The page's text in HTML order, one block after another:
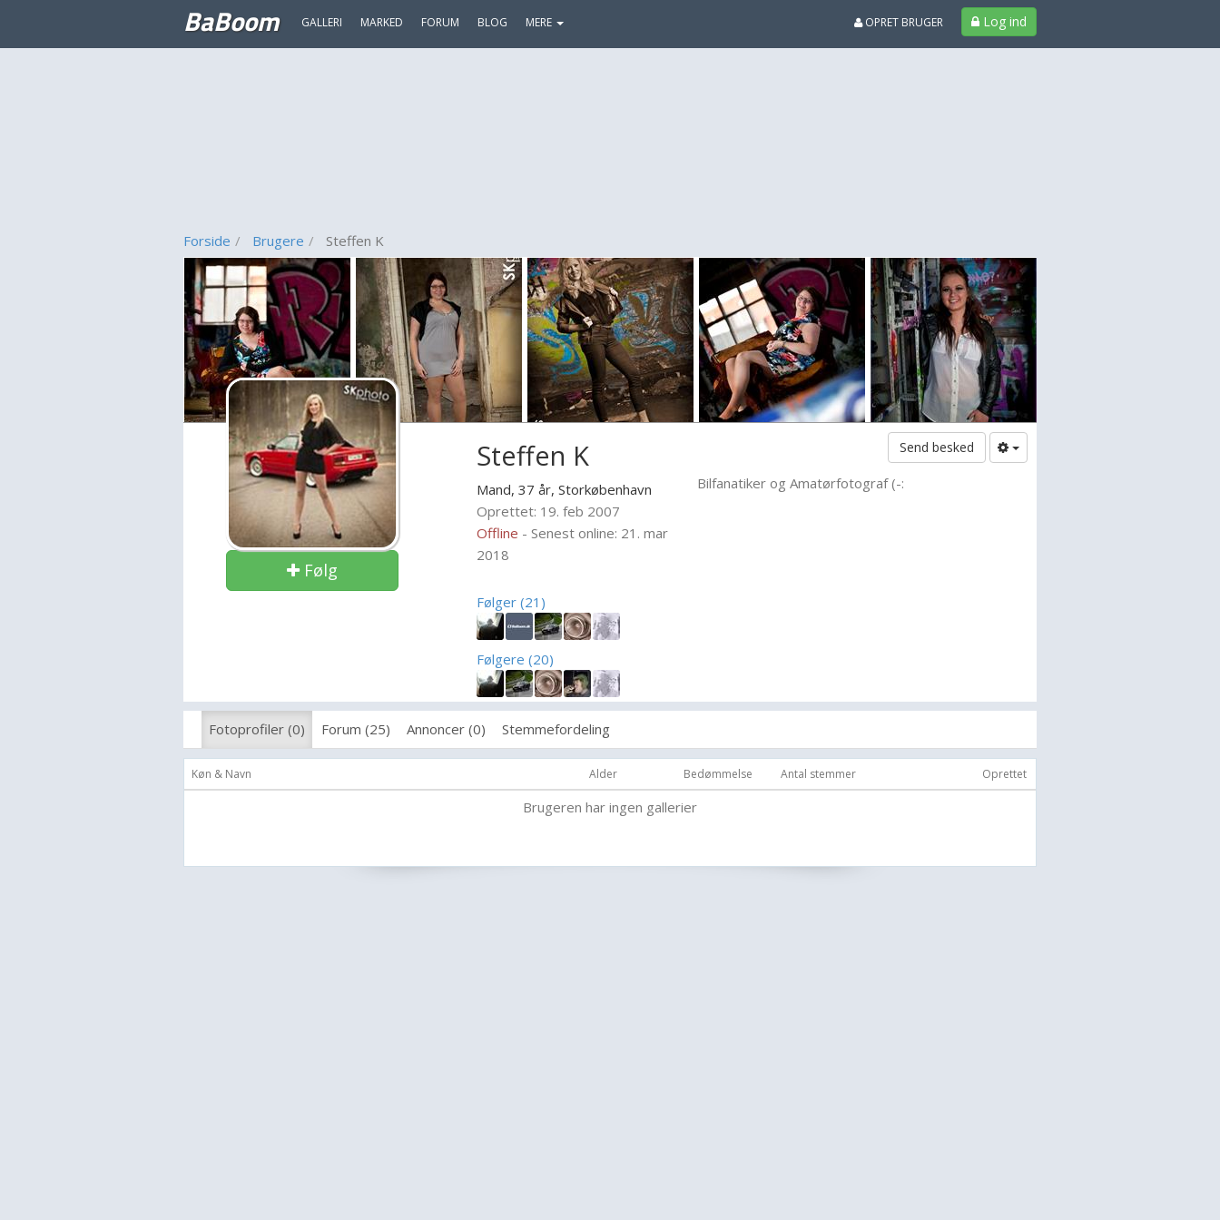
BaBoom GALLERI MARKED FORUM BLOG MERE Log ind
OPRET BRUGER
Forside Brugere Steffen K
Følg
Steffen K
Mand, 37 år,Storkøbenhavn
Oprettet: 19. feb 2007
Offline - Senest online: 21. mar
2018
Følger (21)
Følgere (20)
Send besked
Bilfanatiker og Amatørfotograf (-:
Fotoprofiler (0) Forum (25) Annoncer (0) Stemmefordeling
Køn & Navn Alder Bedømmelse Antal stemmer Oprettet
Brugeren har ingen gallerier